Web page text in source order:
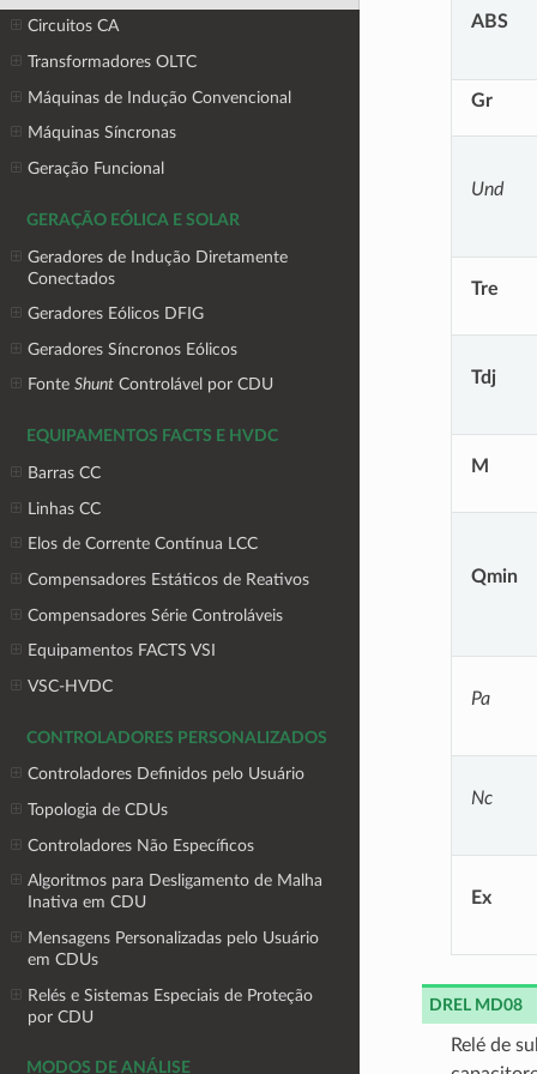
Circuitos CA
Transformadores OLTC
Máquinas de Indução Convencional
Máquinas Síncronas
Geração Funcional
GERAÇÃO EÓLICA E SOLAR
Geradores de Indução Diretamente
Conectados
Geradores Eólicos DFIG
Geradores Síncronos Eólicos
FonteShunt Controlável por CDU
EQUIPAMENTOS FACTS E HVDC
Barras CC
Linhas CC
Elos de Corrente Contínua LCC
Compensadores Estáticos de Reativos
Compensadores Série Controláveis
Equipamentos FACTS VSI
VSC-HVDC
CONTROLADORES PERSONALIZADOS
Controladores Definidos pelo Usuário
Topologia de CDUs
Controladores Não Específicos
Algoritmos para Desligamento de Malha
Inativa em CDU
Mensagens Personalizadas pelo Usuário
em CDUs
Relés e Sistemas Especiais de Proteção
por CDU
MODOS DE ANÁLISE
ABS
Gr
Und
Tre
Tdj
M
Qmin
Pa
Nc
Ex
DREL MD08
Relé de